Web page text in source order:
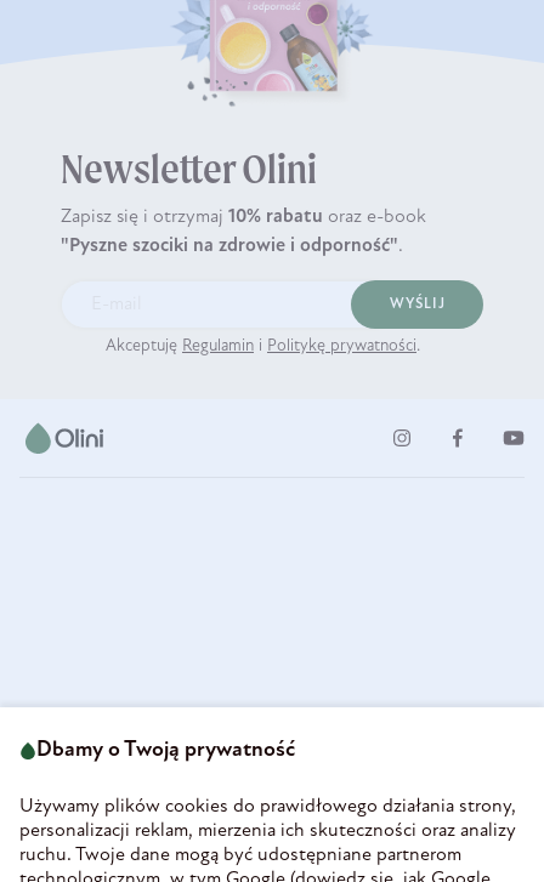
Newsletter Olini
Zapisz się i otrzymaj 10% rabatu oraz e-book
"Pyszne szociki na zdrowie i odporność".
WYŚLIJ
Akceptuję Regulamin i Politykę prywatności.
58-160 Świebodzice
REGON 890213034
INFORMACJE
Dbamy o Twoją prywatność
Używamy plików cookies do prawidłowego działania strony,
personalizacji reklam, mierzenia ich skuteczności oraz analizy
ruchu. Twoje dane mogą być udostępniane partnerom